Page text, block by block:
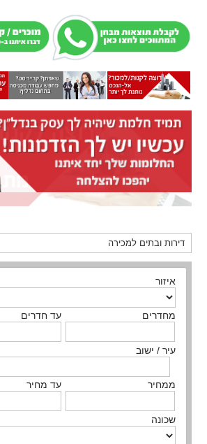
איזור
מחדרים עד חדרים
עיר / ישוב
ממחיר עד מחיר
שכונה